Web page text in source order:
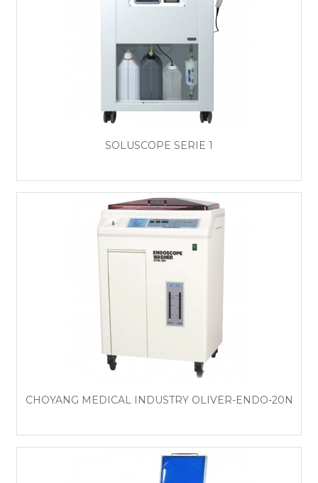
SOLUSCOPE SERIE 1
CHOYANG MEDICAL INDUSTRY OLIVER-ENDO-20N